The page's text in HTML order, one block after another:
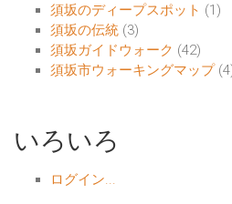
須坂のディープスポット (1)
須坂の伝統 (3)
須坂ガイドウォーク (42)
須坂市ウォーキングマップ
いろいろ
ログイン...